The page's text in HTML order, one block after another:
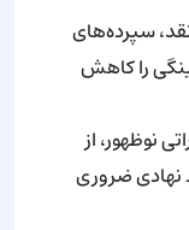
سپرده‌های
را کاهش
نوظهور، از
نهادی ضروری